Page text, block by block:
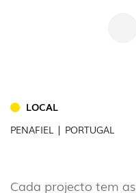
INTERIOR
EXTERIOR
LOCAL
PENAFIEL | PORTUGAL
Cada projecto tem